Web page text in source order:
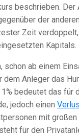
beschrieben.
der
Zeit
Kapitals.
ab einem
Anleger das
bedeutet das
jedoch einen
mit
für den